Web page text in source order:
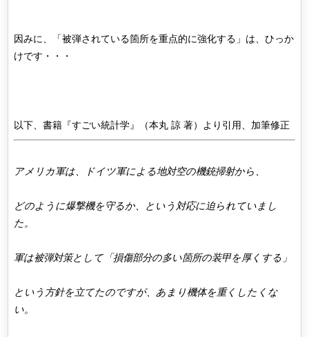
因みに、「被弾されている箇所を重点的に強化する」は、ひっか
けです・・・
以下、書籍『すごい統計学』（本丸 諒 著）より引用、加筆修正
アメリカ軍は、ドイツ軍による地対空の機銃掃射から、
どのように爆撃機を守るか、という対応に迫られていまし
た。
軍は被弾対策として「損傷部分の多い箇所の装甲を厚くする」
という方針を立てたのですが、あまり機体を重くしたくな
い。